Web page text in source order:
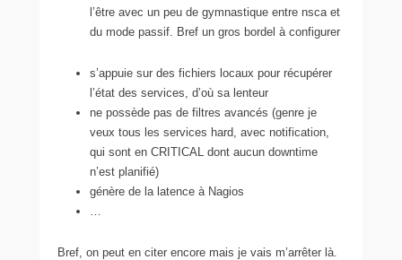
l’être avec un peu de gymnastique entre nsca et
du mode passif. Bref un gros bordel à configurer
s’appuie sur des fichiers locaux pour récupérer
l’état des services, d’où sa lenteur
ne possède pas de filtres avancés (genre je
veux tous les services hard, avec notification,
qui sont en CRITICAL dont aucun downtime
n’est planifié)
génère de la latence à Nagios
…
Bref, on peut en citer encore mais je vais m’arrêter là.